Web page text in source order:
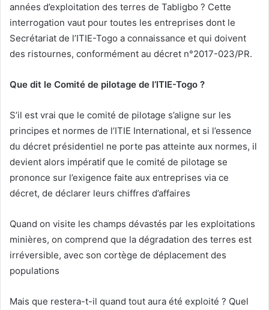
années d’exploitation des terres de Tabligbo ? Cette
interrogation vaut pour toutes les entreprises dont le
Secrétariat de l’ITIE-Togo a connaissance et qui doivent
des ristournes, conformément au décret n°2017-023/PR.
Que dit le Comité de pilotage de l’ITIE-Togo ?
S’il est vrai que le comité de pilotage s’aligne sur les
principes et normes de l’ITIE International, et si l’essence
du décret présidentiel ne porte pas atteinte aux normes, il
devient alors impératif que le comité de pilotage se
prononce sur l’exigence faite aux entreprises via ce
décret, de déclarer leurs chiffres d’affaires
Quand on visite les champs dévastés par les exploitations
minières, on comprend que la dégradation des terres est
irréversible, avec son cortège de déplacement des
populations
Mais que restera-t-il quand tout aura été exploité ? Quel